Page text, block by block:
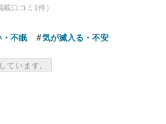
口コミ1件）
・不眠 気が滅入る・不安
ています。